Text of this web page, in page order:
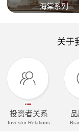
海棠系列
关于
投资者关系
Investor Relations